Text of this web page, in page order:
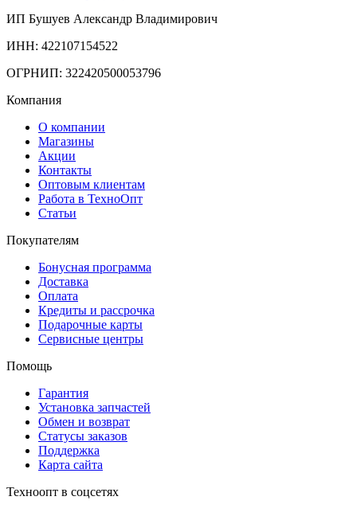
ИП Бушуев Александр Владимирович
ИНН: 422107154522
ОГРНИП: 322420500053796
Компания
О компании
Магазины
Акции
Контакты
Оптовым клиентам
Работа в ТехноОпт
Статьи
Покупателям
Бонусная программа
Доставка
Оплата
Кредиты и рассрочка
Подарочные карты
Сервисные центры
Помощь
Гарантия
Установка запчастей
Обмен и возврат
Статусы заказов
Поддержка
Карта сайта
Техноопт в соцсетях